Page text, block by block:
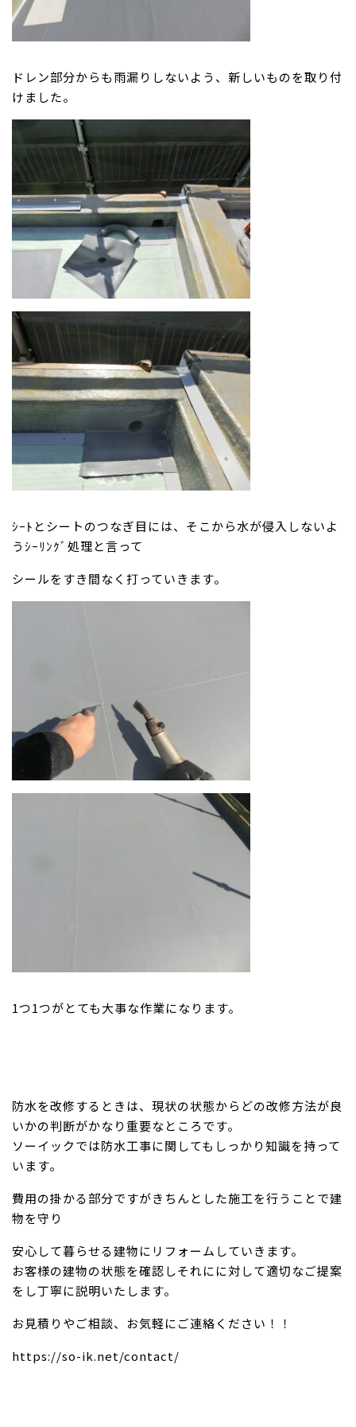
ドレン部分からも雨漏りしないよう、新しいものを取り付
けました。
ｼｰﾄとシートのつなぎ目には、そこから水が侵入しないよ
うｼｰﾘﾝｸﾞ処理と言って
シールをすき間なく打っていきます。
1つ1つがとても大事な作業になります。
防水を改修するときは、現状の状態からどの改修方法が良
いかの判断がかなり重要なところです。
ソーイックでは防水工事に関してもしっかり知識を持って
います。
費用の掛かる部分ですがきちんとした施工を行うことで建
物を守り
安心して暮らせる建物にリフォームしていきます。
お客様の建物の状態を確認しそれにに対して適切なご提案
をし丁寧に説明いたします。
お見積りやご相談、お気軽にご連絡ください！！
https://so-ik.net/contact/